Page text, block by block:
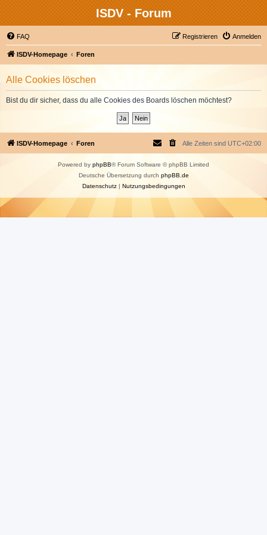
ISDV - Forum
FAQ Anmelden
Registrieren
ISDV-Homepage Foren
Alle Cookies löschen
Bist du dir sicher, dass du alle Cookies des Boards löschen möchtest?
ISDV-Homepage Foren Alle Zeiten sind UTC+02:00
Powered by phpBB® Forum Software © phpBB Limited
Deutsche Übersetzung durch phpBB.de
Datenschutz| Nutzungsbedingungen